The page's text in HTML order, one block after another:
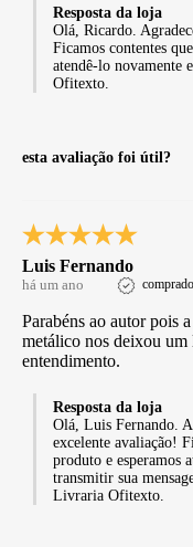
Resposta da loja
Olá, Ricardo.
Ficamos contentes
atendê-lo novamente
Ofitexto.
esta avaliação foi útil?
Luis Fernando
há um ano
Parabéns ao autor pois
metálico nos deixou
entendimento.
Resposta da loja
Olá, Luis Fernando.
excelente avaliação!
produto e esperamos
transmitir sua
Livraria Ofitexto.